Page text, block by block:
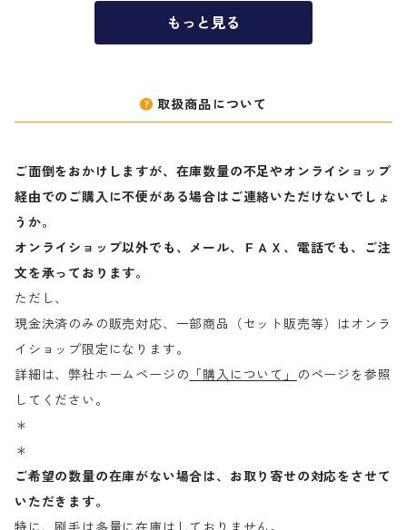
もっと見る
取扱商品について
ご面倒をおかけしますが、在庫数量の不足やオンライショップ
経由でのご購入に不便がある場合はご連絡いただけないでしょ
うか。
オンライショップ以外でも、メール、ＦＡＸ、電話でも、ご注
文を承っております。
ただし、
現金決済のみの販売対応、一部商品（セット販売等）はオンラ
イショップ限定になります。
詳細は、弊社ホームページの 「購入について」
のページを参照
してください。
＊
＊
ご希望の数量の在庫がない場合は、お取り寄せの対応をさせて
いただきます。